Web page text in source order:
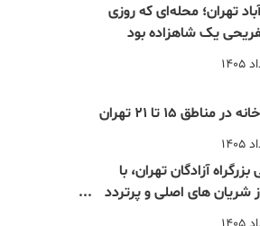
تهران؛ محله‌ای که روزی
یک شاهزاده بود
در مناطق 15 تا 21 تهران
آزادگان تهران، با
شریان های اصلی و پرتردد
آشنا شوید